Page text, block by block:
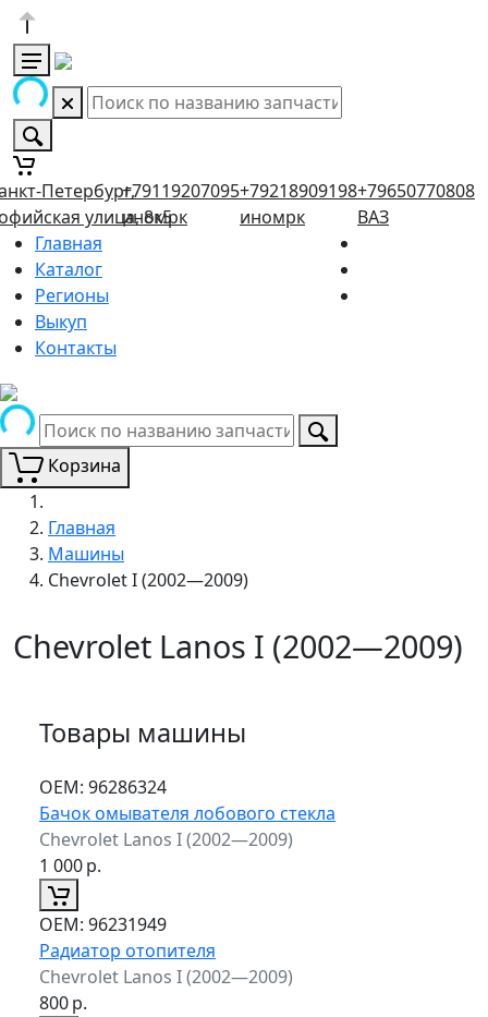
Петербург,
улица, 8к5
+79119207095
иномрк
+79218909198
иномрк
+79650770808
ВАЗ
Главная
Каталог
Регионы
Выкуп
Контакты
Корзина
Главная
Машины
Chevrolet I (2002—2009)
Chevrolet Lanos I (2002—2009)
Товары машины
ОЕМ: 96286324
Бачок омывателя лобового стекла
Chevrolet Lanos I (2002—2009)
1 000р.
ОЕМ: 96231949
Радиатор отопителя
Chevrolet Lanos I (2002—2009)
800р.